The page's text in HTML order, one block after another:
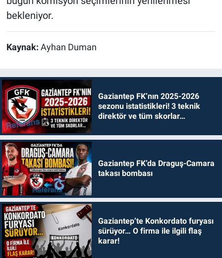
bekleniyor.
Kaynak: Ayhan Duman
Gaziantep FK’nın 2025-2026
sezonu istatistikleri! 3 teknik
direktör ve tüm skorlar…
Gaziantep FK’da Draguş-Camara
takası bombası
Gaziantep’te Konkordato furyası
sürüyor… O firma ile ilgili flaş
karar!